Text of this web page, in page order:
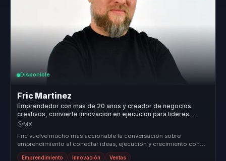
Disponible
Fric Martinez
Emprendedor con mas de 20 anos y creador de negocios
creativos, convierte innovacion en ejecucion para lideres
empresariales.
MX
Fric vuelve mucho mas accionable la conversacion sobre
emprendimiento al conectar ideas, ejecucion y crecimiento con
decisiones claras de...
Emprendimiento Innovación Ventas